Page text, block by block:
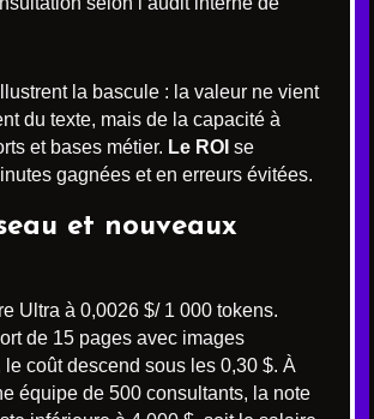
la bascule : la valeur ne vient
du texte, mais de la capacité à
et bases métier. Le ROI se
gagnées et en erreurs évitées.
et nouveaux
Ultra à 0,0026 $/ 1 000 tokens.
de 15 pages avec images
coût descend sous les 0,30 $. À
équipe de 500 consultants, la note